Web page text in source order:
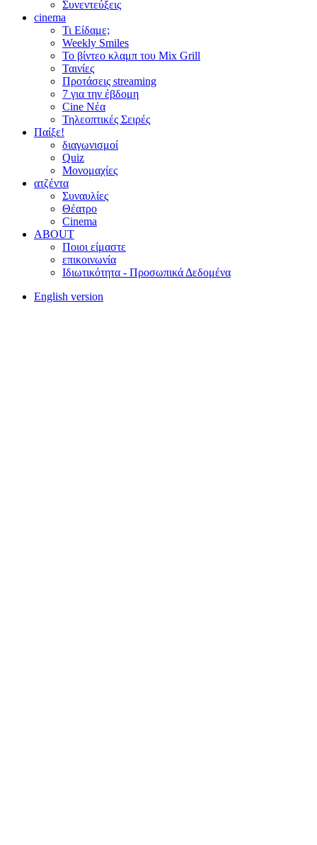
Συνεντεύξεις
cinema
Τι Είδαμε;
Weekly Smiles
Το βίντεο κλαμπ του Mix Grill
Ταινίες
Προτάσεις streaming
7 για την έβδομη
Cine Νέα
Τηλεοπτικές Σειρές
Παίξε!
διαγωνισμοί
Quiz
Μονομαχίες
ατζέντα
Συναυλίες
Θέατρο
Cinema
ABOUT
Ποιοι είμαστε
επικοινωνία
Ιδιωτικότητα - Προσωπικά Δεδομένα
English version